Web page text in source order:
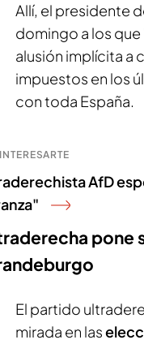
Allí, el presidente
domingo a los
alusión implícita a
impuestos en los
con toda España.
AfD
pone
El partido
mirada en las